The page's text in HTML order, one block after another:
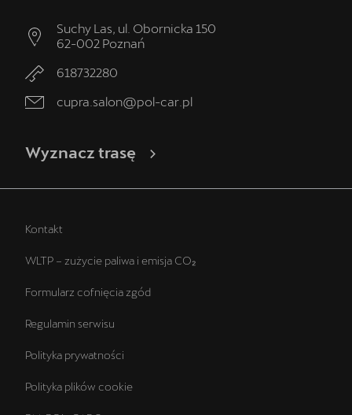
Suchy Las, ul. Obornicka 150
62-002 Poznań
618732280
cupra.salon@pol-car.pl
Wyznacz trasę
Kontakt
WLTP – zużycie paliwa i emisja CO₂
Formularz cofnięcia zgód
Regulamin serwisu
Polityka prywatności
Polityka plików cookie